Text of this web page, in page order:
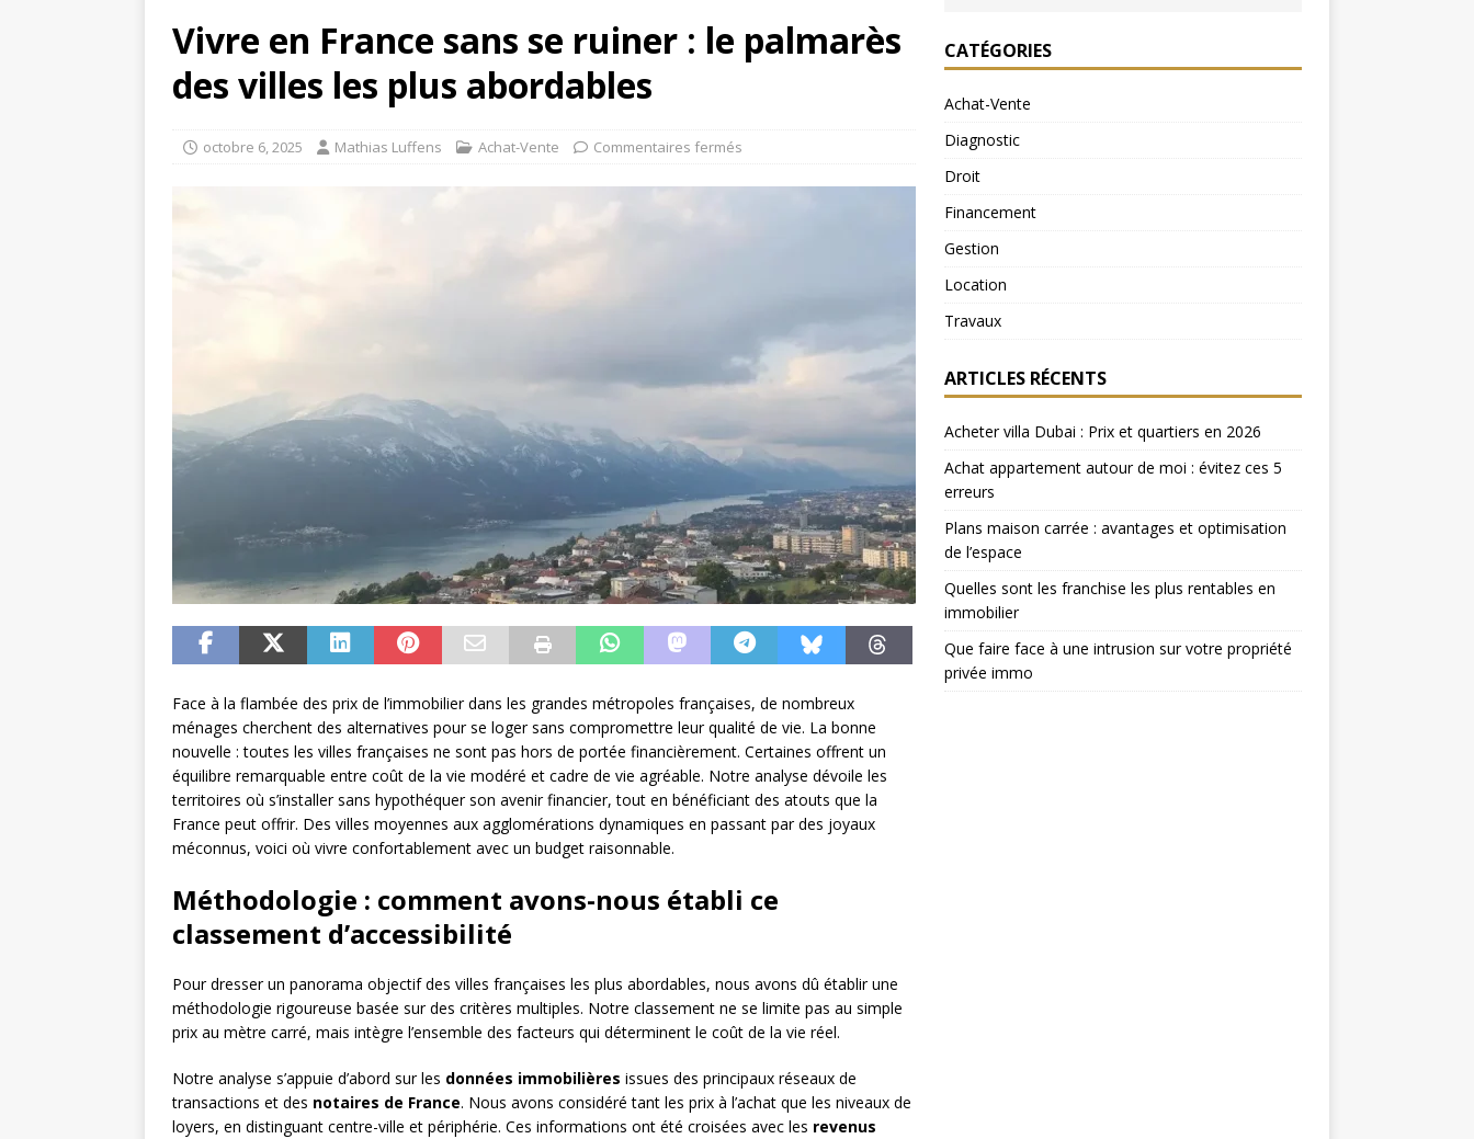
Vivre en France sans se ruiner : le palmarès
des villes les plus abordables
octobre 6, 2025 Mathias Luffens Achat-Vente Commentaires fermés
Face à la flambée des prix de l’immobilier dans les grandes métropoles françaises, de nombreux
ménages cherchent des alternatives pour se loger sans compromettre leur qualité de vie. La bonne
nouvelle : toutes les villes françaises ne sont pas hors de portée financièrement. Certaines offrent un
équilibre remarquable entre coût de la vie modéré et cadre de vie agréable. Notre analyse dévoile les
territoires où s’installer sans hypothéquer son avenir financier, tout en bénéficiant des atouts que la
France peut offrir. Des villes moyennes aux agglomérations dynamiques en passant par des joyaux
méconnus, voici où vivre confortablement avec un budget raisonnable.
Méthodologie : comment avons-nous établi ce
classement d’accessibilité
Pour dresser un panorama objectif des villes françaises les plus abordables, nous avons dû établir une
méthodologie rigoureuse basée sur des critères multiples. Notre classement ne se limite pas au simple
prix au mètre carré, mais intègre l’ensemble des facteurs qui déterminent le coût de la vie réel.
Notre analyse s’appuie d’abord sur les données immobilières issues des principaux réseaux de
transactions et des notaires de France. Nous avons considéré tant les prix à l’achat que les niveaux de
loyers, en distinguant centre-ville et périphérie. Ces informations ont été croisées avec les revenus
CATÉGORIES
Achat-Vente
Diagnostic
Droit
Financement
Gestion
Location
Travaux
ARTICLES RÉCENTS
Acheter villa Dubai : Prix et quartiers en 2026
Achat appartement autour de moi : évitez ces 5
erreurs
Plans maison carrée : avantages et optimisation
de l’espace
Quelles sont les franchise les plus rentables en
immobilier
Que faire face à une intrusion sur votre propriété
privée immo